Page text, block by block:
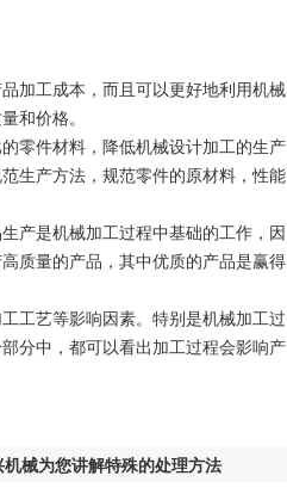
加工成本，而且可以更好地利用机械
和价格。
零件材料，降低机械设计加工的生产
生产方法，规范零件的原材料，性能
产是机械加工过程中基础的工作，因
质量的产品，其中优质的产品是赢得
工艺等影响因素。特别是机械加工过
分中，都可以看出加工过程会影响产
机械为您讲解特殊的处理方法